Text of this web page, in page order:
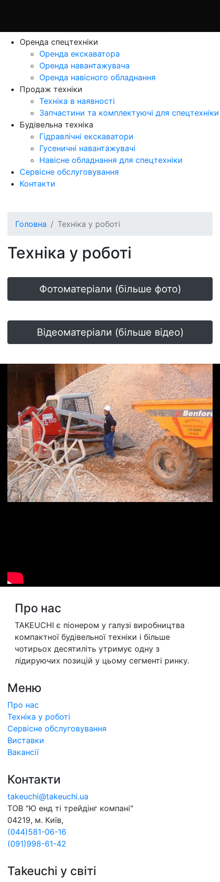
Оренда спецтехніки
Оренда екскаватора
Оренда навантажувача
Оренда навісного обладнання
Продаж технiки
Технiка в наявностi
Запчастини та комплектуючі для спецтехніки
Будівельна техніка
Гідравлічні екскаватори
Гусеничні навантажувачі
Навісне обладнання для спецтехніки
Сервісне обслуговування
Контакти
Головна Техніка у роботі
Техніка у роботі
Фотоматеріали (більше фото)
Відеоматеріали (більше відео)
Про нас
TAKEUCHI є піонером у галузі виробництва
компактної будівельної техніки і більше
чотирьох десятиліть утримує одну з
лідируючих позицій у цьому сегменті ринку.
Меню
Про нас
Техніка у роботі
Сервісне обслуговування
Виставки
Вакансії
Контакти
takeuchi@takeuchi.ua
ТОВ "Ю енд тi трейдiнг компанi"
04219, м. Київ,
(044)581-06-16
(091)998-61-42
Takeuchi у свiтi